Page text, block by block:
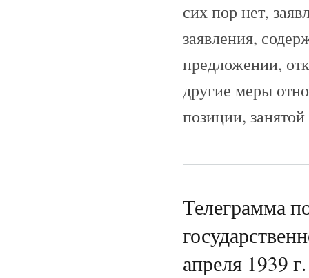
сих пор нет,
заявления,
предложении,
другие меры
позиции,
Телеграмма
апреля 1939 г.